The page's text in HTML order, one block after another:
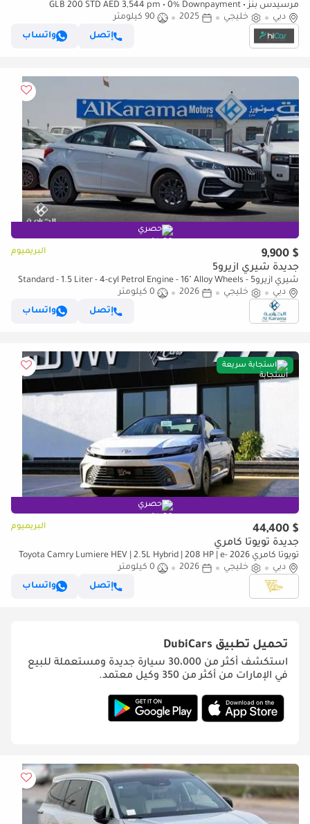
مرسيدس بنز GLB 200 STD AED 3,544 pm • 0% Downpayment •
Mercedes-Benz GLB 200 • 5 Years Agency Warranty
دبي خليجي 2025
90 كيلومتر
إتصل
واتساب
حصري
$ 9,900 البريميوم
جديدة شيري ازيرو5
شيري ازيرو5 Standard - 1.5 Liter - 4-cyl Petrol Engine - 16" Alloy Wheels -
Parking Sensor
دبي خليجي 2026
0 كيلومتر
إتصل
واتساب
استجابة سريعة
حصري
$ 44,400 البريميوم
جديدة تويوتا كامري
تويوتا كامري 2026 Toyota Camry Lumiere HEV | 2.5L Hybrid | 208 HP | e-
CVT | GCC Specs
دبي خليجي 2026
0 كيلومتر
إتصل
واتساب
تحميل تطبيق DubiCars
استكشف أكثر من 30،000 سيارة جديدة ومستعملة للبيع
في الإمارات من أكثر من 350 وكيل معتمد.